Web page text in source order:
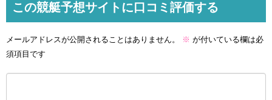
この競艇予想サイトに口コミ評価する
メールアドレスが公開されることはありません。 ※ が付いている欄は必
須項目です